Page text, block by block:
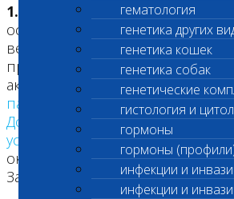
гематология
генетика других
генетика кошек
генетика собак
генетические
гистология и
гормоны
гормоны
инфекции и
инфекции и
1.1.
Работа Центра
основании Федерального
ветеринарии», Федерального
прав потребителя» и других
актов, стандартов
палаты
, а также Устава Центра,
Договора (оферты) на
услуг
(далее- Договор) или
оказание Услуг, подписанным
Заказчиком, а также настоящих